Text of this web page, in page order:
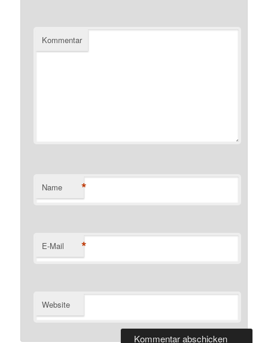
Kommentar
Name *
E-Mail *
Website